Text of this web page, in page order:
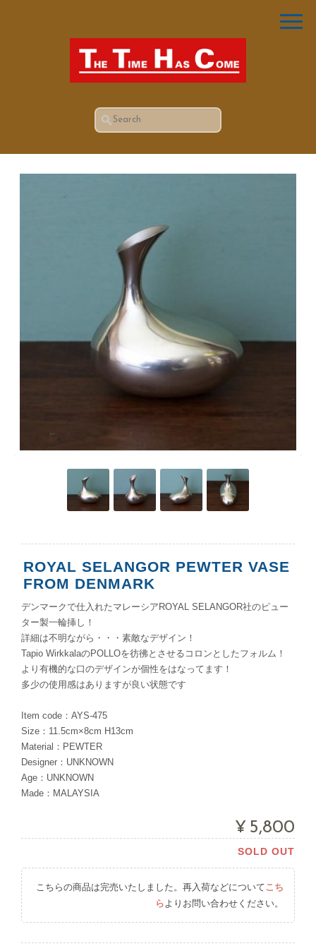
ROYAL SELANGOR PEWTER VASE
FROM DENMARK
デンマークで仕入れたマレーシアROYAL SELANGOR社のピュー
ター製一輪挿し！
詳細は不明ながら・・・素敵なデザイン！
Tapio WirkkalaのPOLLOを彷彿とさせるコロンとしたフォルム！
より有機的な口のデザインが個性をはなってます！
多少の使用感はありますが良い状態です
Item code：AYS-475
Size：11.5cm×8cm H13cm
Material：PEWTER
Designer：UNKNOWN
Age：UNKNOWN
Made：MALAYSIA
¥5,800
SOLD OUT
こちらの商品は完売いたしました。再入荷などについてこち
ら よりお問い合わせください。